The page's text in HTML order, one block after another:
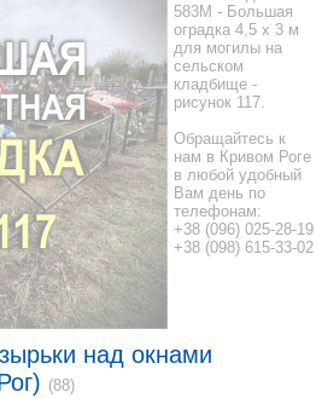
583M - Большая
оградка 4,5 x 3 м
для могилы на
сельском
кладбище -
рисунок 117.
Обращайтесь к
нам в Кривом Роге
в любой удобный
Вам день по
телефонам:
+38 (096) 025-28-19
+38 (098) 615-33-02
над окнами
(88)